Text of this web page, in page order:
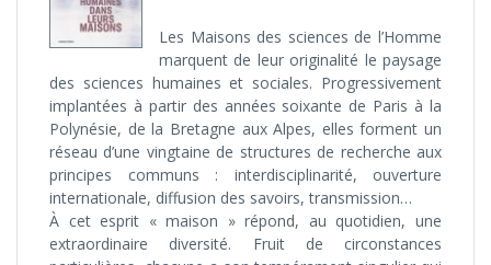
Les Maisons des sciences de l’Homme
marquent de leur originalité le paysage
des sciences humaines et sociales. Progressivement
implantées à partir des années soixante de Paris à la
Polynésie, de la Bretagne aux Alpes, elles forment un
réseau d’une vingtaine de structures de recherche aux
principes communs : interdisciplinarité, ouverture
internationale, diffusion des savoirs, transmission…
À cet esprit « maison » répond, au quotidien, une
extraordinaire diversité. Fruit de circonstances